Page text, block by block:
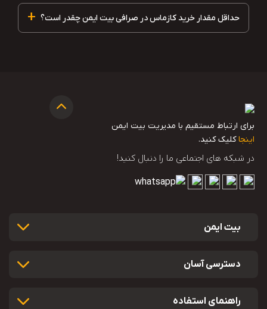
حداقل مقدار خرید کازماس در صرافی بیت ایمن چقدر است؟ +
برای ارتباط مستقیم با مدیریت بیت ایمن
اینجاکلیک کنید.
در شبکه های اجتماعی ما را دنبال کنید!
بیت ایمن
دسترسی آسان
راهنمای استفاده